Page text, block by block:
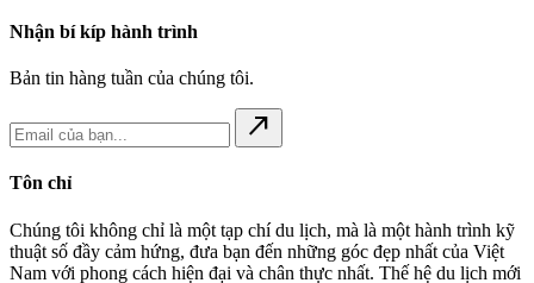
Nhận bí kíp hành trình
Bản tin hàng tuần của chúng tôi.
north_east
Tôn chỉ
Chúng tôi không chỉ là một tạp chí du lịch, mà là một hành trình kỹ
thuật số đầy cảm hứng, đưa bạn đến những góc đẹp nhất của Việt
Nam với phong cách hiện đại và chân thực nhất. Thế hệ du lịch mới